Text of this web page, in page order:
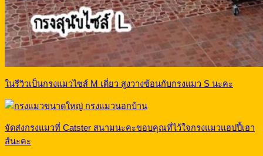
ในรีวิวเป็นกรงแมวไซส์ M เดี่ยว สูงวางซ้อนกับกรงแมว S นะคะ
จัดส่งกรงแมวที่ Catster สนามนะคะขอบคุณที่ไว้ใจกรงแมวแฮปปี้เฮา
ส์นะคะ